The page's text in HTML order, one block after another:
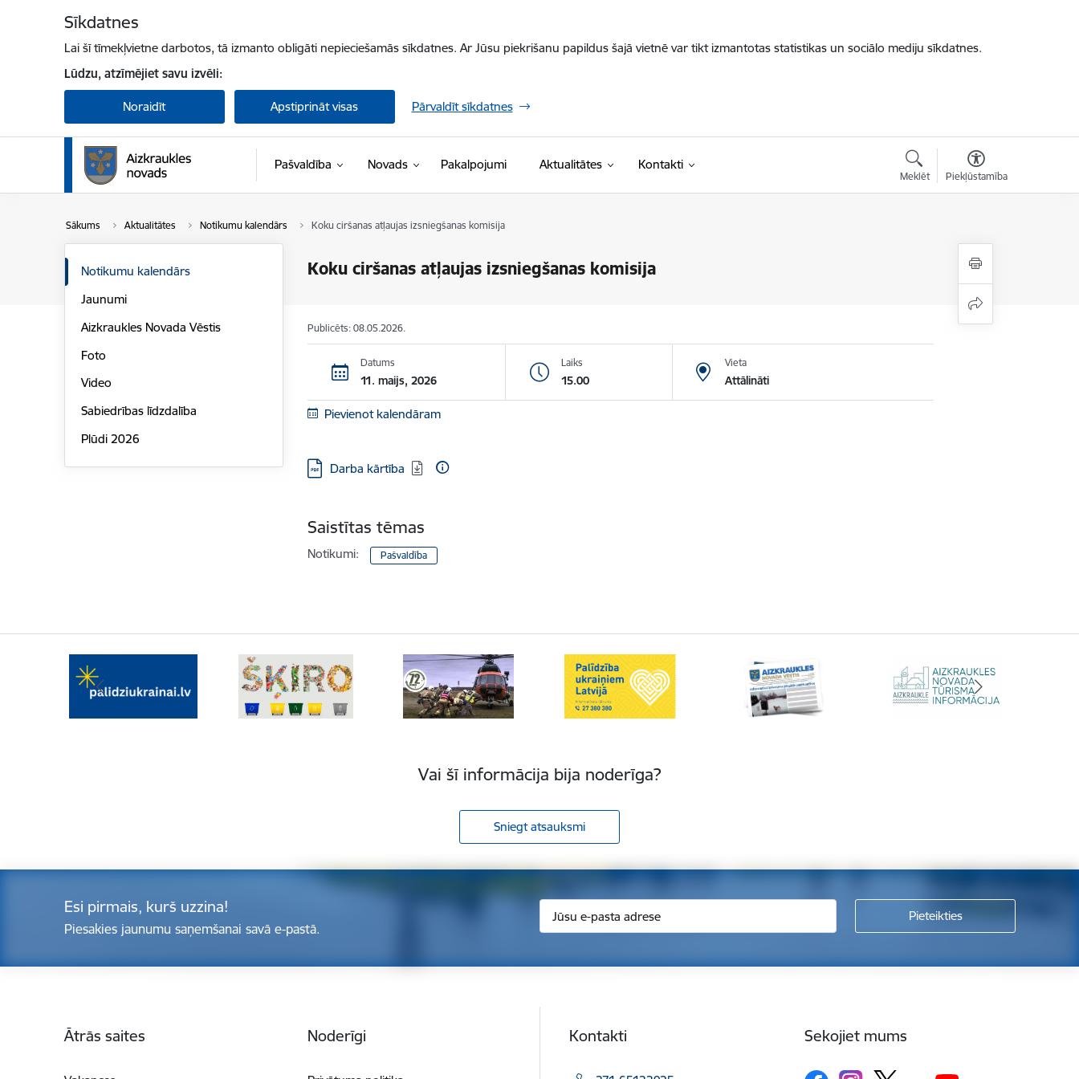
Sīkdatnes
Lai šī tīmekļvietne darbotos, tā izmanto obligāti nepieciešamās sīkdatnes. Ar Jūsu piekrišanu papildus šajā vietnē var tikt izmantotas statistikas un sociālo mediju sīkdatnes.
Lūdzu, atzīmējiet savu izvēli:
Noraidīt Apstiprināt visas Pārvaldīt sīkdatnes
Pašvaldība Novads Pakalpojumi Aktualitātes Kontakti
Meklēt Piekļūstamība
Sākums Aktualitātes Notikumu kalendārs Koku ciršanas atļaujas izsniegšanas komisija
Koku ciršanas atļaujas izsniegšanas komisija
Notikumu kalendārs
Jaunumi
Aizkraukles Novada Vēstis
Foto
Video
Sabiedrības līdzdalība
Plūdi 2026
Publicēts: 08.05.2026.
Datums
11. maijs, 2026
Laiks
15.00
Vieta
Attālināti
Pievienot kalendāram
Lejupielādēt:
Darba kārtība
Saistītas tēmas
Notikumi: Pašvaldība
Vai šī informācija bija noderīga?
Sniegt atsauksmi
Esi pirmais, kurš uzzina!
Piesakies jaunumu saņemšanai savā e-pastā.
Ātrās saites Noderīgi Kontakti Sekojiet mums